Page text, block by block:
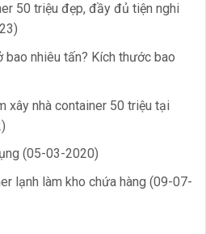
50 triệu đẹp, đầy đủ tiện nghi
nhiêu tấn? Kích thước bao
xây nhà container 50 triệu tại
(05-03-2020)
lạnh làm kho chứa hàng (09-07-